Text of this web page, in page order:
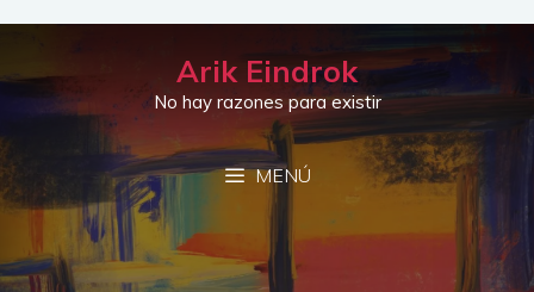
Saltar
contenido
Arik Eindrok
No hay razones para existir
MENÚ